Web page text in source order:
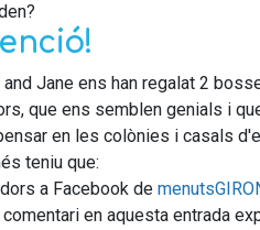
Jane ens han regalat 2
que ens semblen genials i
en les colònies i casals
teniu que:
a Facebook de
en aquesta entrada